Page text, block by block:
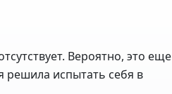
Вероятно, это еще
решила испытать себя в